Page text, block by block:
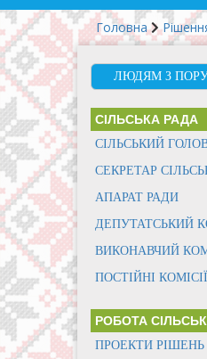
Головна
ЛЮДЯМ З
СІЛЬСЬКА РАДА
СІЛЬСЬКИЙ
СЕКРЕТАР
АПАРАТ РАДИ
ДЕПУТАТСЬКИЙ
ВИКОНАВЧИЙ
ПОСТІЙНІ КОМІСІЇ
РОБОТА
ПРОЕКТИ РІШЕНЬ